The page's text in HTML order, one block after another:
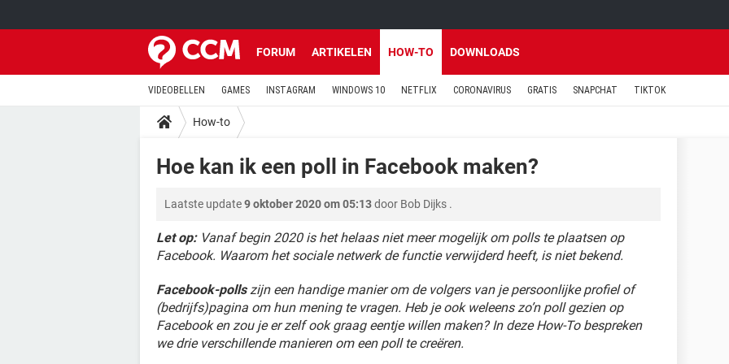
FORUM ARTIKELEN HOW-TO DOWNLOADS
VIDEOBELLEN GAMES INSTAGRAM WINDOWS 10 NETFLIX CORONAVIRUS GRATIS SNAPCHAT TIKTOK
How-to
Hoe kan ik een poll in Facebook maken?
Laatste update9 oktober 2020 om 05:13door Bob Dijks .
Let op:Vanaf begin 2020 is het helaas niet meer mogelijk om polls te plaatsen op
Facebook. Waarom het sociale netwerk de functie verwijderd heeft, is niet bekend.
Facebook-pollszijn een handige manier om de volgers van je persoonlijke profiel of
(bedrijfs)pagina om hun mening te vragen. Heb je ook weleens zo’n poll gezien op
Facebook en zou je er zelf ook graag eentje willen maken? In deze How-To bespreken
we drie verschillende manieren om een poll te creëren.